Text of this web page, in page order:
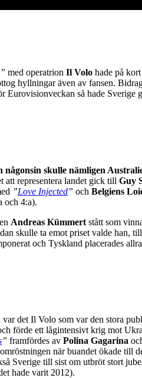
” med operatrion Il Volo hade på
hyllningar även av fansen.
så hade Sverige
någonsin skulle nämligen
representera landet gick till Guy
”Love Injected” och Belgiens
och 4:a).
Andreas Kümmert stått som
skulle ta emot priset valde han,
och Tyskland placerades
det Il Volo som var den stora
förde ett lågintensivt krig mot
” framfördes av Polina Gagarina
när buandet ökade till
Sverige till sist om utbröt stort
hade varit 2012).